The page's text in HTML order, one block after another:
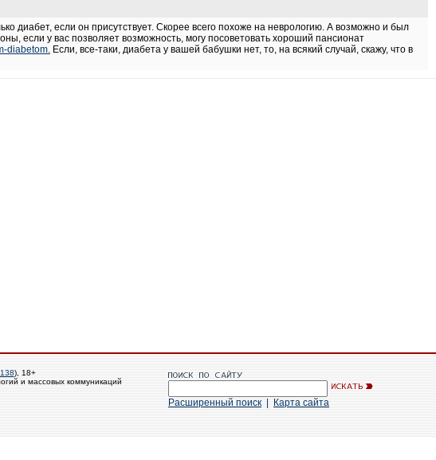
диабет, если он присутствует. Скорее всего похоже на неврологию. А возможно и был
если у вас позволяет возможность, могу посоветовать хороший пансионат
diabetom. Если, все-таки, диабета у вашей бабушки нет, то, на всякий случай, скажу, что в
), 18+
и массовых коммуникаций
Расширенный поиск Карта сайта